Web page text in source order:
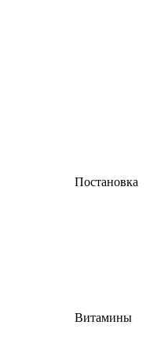
Постановка
Витамины